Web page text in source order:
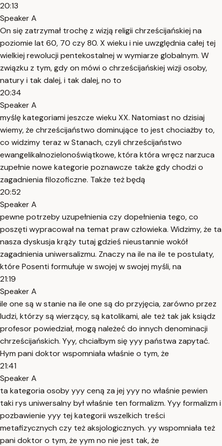
20:13
Speaker A
On się zatrzymał trochę z wizją religii chrześcijańskiej na
poziomie lat 60, 70 czy 80. X wieku i nie uwzględnia całej tej
wielkiej rewolucji pentekostalnej w wymiarze globalnym. W
związku z tym, gdy on mówi o chrześcijańskiej wizji osoby,
natury i tak dalej, i tak dalej, no to
20:34
Speaker A
myślę kategoriami jeszcze wieku XX. Natomiast no dzisiaj
wiemy, że chrześcijaństwo dominujące to jest chociażby to,
co widzimy teraz w Stanach, czyli chrześcijaństwo
ewangelikalnozielonoświątkowe, która która wręcz narzuca
zupełnie nowe kategorie poznawcze także gdy chodzi o
zagadnienia filozoficzne. Także też będą
20:52
Speaker A
pewne potrzeby uzupełnienia czy dopełnienia tego, co
poszęti wypracował na temat praw człowieka. Widzimy, że ta
nasza dyskusja krąży tutaj gdzieś nieustannie wokół
zagadnienia uniwersalizmu. Znaczy na ile na ile te postulaty,
które Posenti formułuje w swojej w swojej myśli, na
21:19
Speaker A
ile one są w stanie na ile one są do przyjęcia, zarówno przez
ludzi, którzy są wierzący, są katolikami, ale też tak jak ksiądz
profesor powiedział, mogą należeć do innych denominacji
chrześcijańskich. Yyy, chciałbym się yyy państwa zapytać.
Hym pani doktor wspomniała właśnie o tym, że
21:41
Speaker A
ta kategoria osoby yyy ceną za jej yyy no właśnie pewien
taki rys uniwersalny był właśnie ten formalizm. Yyy formalizm i
pozbawienie yyy tej kategorii wszelkich treści
metafizycznych czy też aksjologicznych. yy wspomniała też
pani doktor o tym, że yym no nie jest tak, że